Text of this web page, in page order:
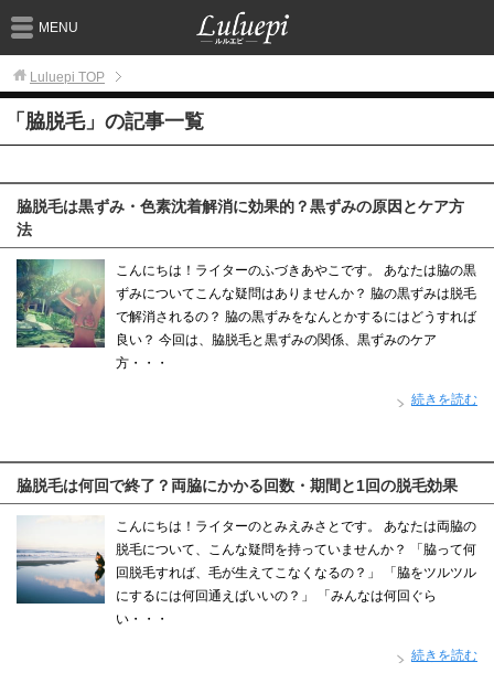
MENU
Luluepi TOP
「脇脱毛」の記事一覧
脇脱毛は黒ずみ・色素沈着解消に効果的？黒ずみの原因とケア方
法
こんにちは！ライターのふづきあやこです。 あなたは脇の黒
ずみについてこんな疑問はありませんか？ 脇の黒ずみは脱毛
で解消されるの？ 脇の黒ずみをなんとかするにはどうすれば
良い？ 今回は、脇脱毛と黒ずみの関係、黒ずみのケア
方・・・
続きを読む
脇脱毛は何回で終了？両脇にかかる回数・期間と1回の脱毛効果
こんにちは！ライターのとみえみさとです。 あなたは両脇の
脱毛について、こんな疑問を持っていませんか？ 「脇って何
回脱毛すれば、毛が生えてこなくなるの？」 「脇をツルツル
にするには何回通えばいいの？」 「みんなは何回ぐら
い・・・
続きを読む